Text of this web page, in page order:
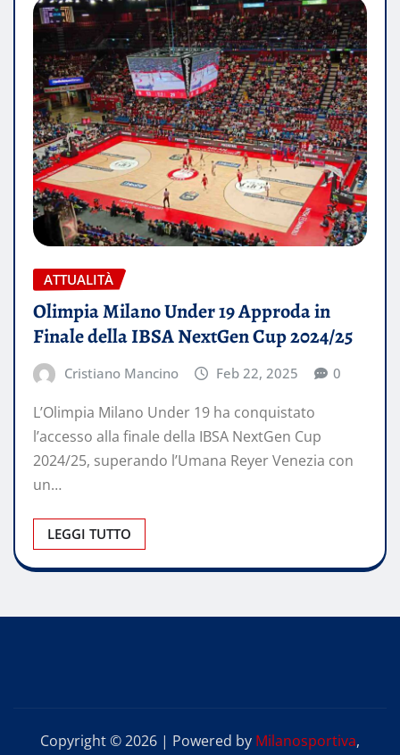
ATTUALITÀ
Olimpia Milano Under 19 Approda in
Finale della IBSA NextGen Cup 2024/25
Cristiano Mancino Feb 22, 2025 0
L’Olimpia Milano Under 19 ha conquistato
l’accesso alla finale della IBSA NextGen Cup
2024/25, superando l’Umana Reyer Venezia con
un…
LEGGI TUTTO
Copyright © 2026 | Powered by Milanosportiva,